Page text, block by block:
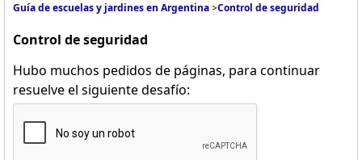
Guía de escuelas y jardines en Argentina>Control de seguridad
Control de seguridad
Hubo muchos pedidos de páginas, para continuar
resuelve el siguiente desafío: